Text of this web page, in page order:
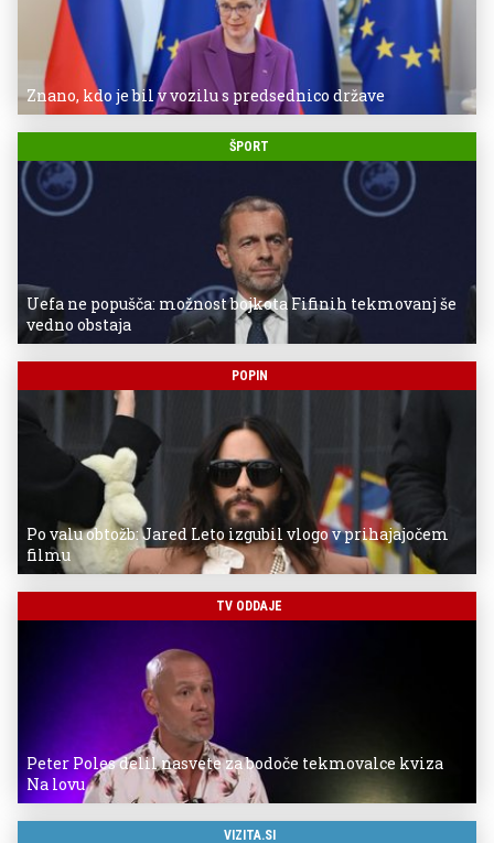
Znano, kdo je bil v vozilu s predsednico države
ŠPORT
Uefa ne popušča: možnost bojkota Fifinih tekmovanj še
vedno obstaja
POPIN
Po valu obtožb: Jared Leto izgubil vlogo v prihajajočem
filmu
TV ODDAJE
Peter Poles delil nasvete za bodoče tekmovalce kviza
Na lovu
VIZITA.SI